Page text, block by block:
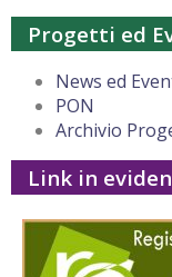
Progetti ed
News ed
PON
Archivio
Link in